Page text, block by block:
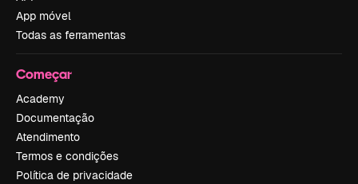
App móvel
Todas as ferramentas
Começar
Academy
Documentação
Atendimento
Termos e condições
Política de privacidade